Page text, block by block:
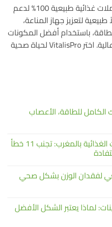
فيتاليز برو (VitalisPro) تقدم مكملات غذائية طبيعية 100% لدعم
لتعزيز جهاز المناعة،
باستخدام أفضل المكونات
الطبيعية لضمان جودة وفعالية عالية. اختر VitalisPro لحياة صحية
الكامل للطاقة، الأعصاب
الدليل الشامل للمكملات الغذائية بالمغرب: تجنب 11 خطأ
لفقدان الوزن بشكل صحي
لماذا يعتبر الشكل الأفضل